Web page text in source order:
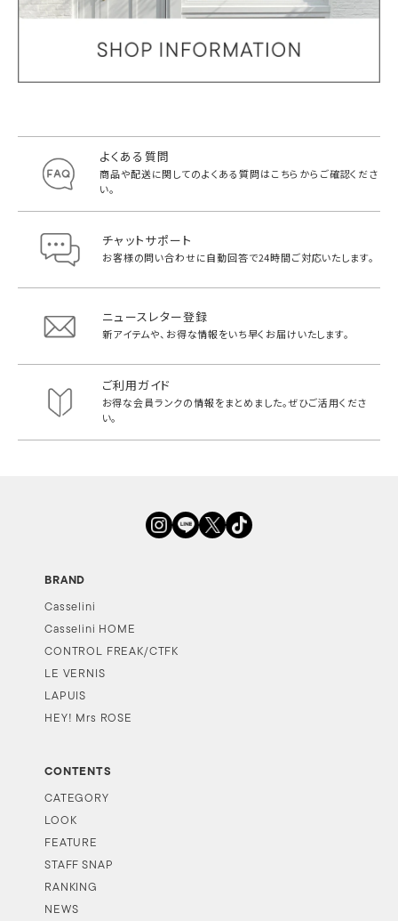
よくある質問
商品や配送に関してのよくある質問はこちらからご確認くださ
い。
チャットサポート
お客様の問い合わせに自動回答で24時間ご対応いたします。
ニュースレター登録
新アイテムや、お得な情報をいち早く お届けいたします。
ご利用ガイド
お得な会員ランクの情報をまとめました。ぜひご活用くださ
い。
BRAND
Casselini
Casselini HOME
CONTROL FREAK/CTFK
LE VERNIS
LAPUIS
HEY! Mrs ROSE
CONTENTS
CATEGORY
LOOK
FEATURE
STAFF SNAP
RANKING
NEWS